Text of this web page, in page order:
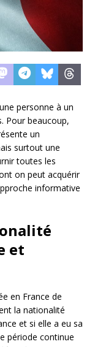
personne à un
Pour beaucoup,
un
surtout une
toutes les
on peut acquérir
informative
et
en France de
la nationalité
et si elle a eu sa
période continue